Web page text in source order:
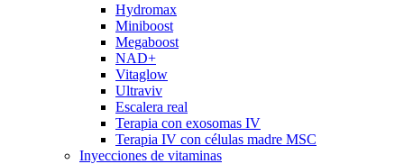
Hydromax
Miniboost
Megaboost
NAD+
Vitaglow
Ultraviv
Escalera real
Terapia con exosomas IV
Terapia IV con células madre MSC
Inyecciones de vitaminas